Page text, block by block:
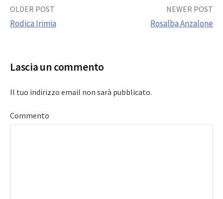
Post
OLDER POST
Rodica Irimia
NEWER POST
Rosalba Anzalone
Lascia un commento
Il tuo indirizzo email non sarà pubblicato.
Commento